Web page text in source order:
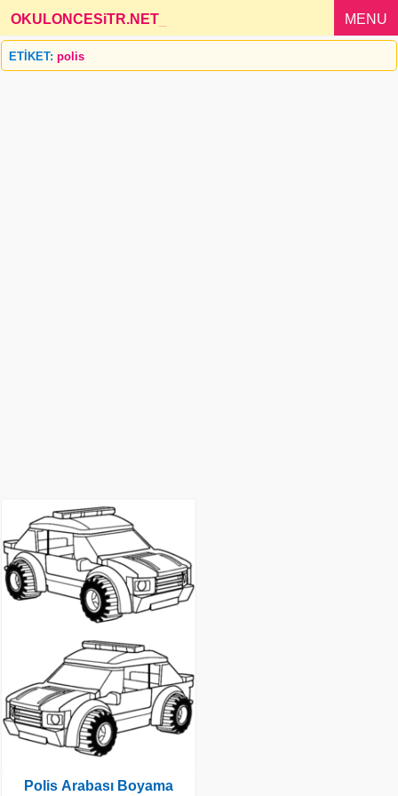
OKULONCESiTR.NET MENU
ETİKET: polis
Polis Arabası Boyama